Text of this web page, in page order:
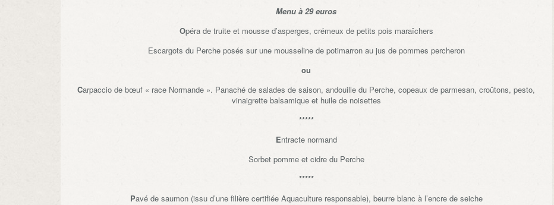
Menu à 29 euros
Opéra de truite et mousse d’asperges, crémeux de petits pois maraîchers
Escargots du Perche posés sur une mousseline de potimarron au jus de pommes percheron
ou
Carpaccio de bœuf « race Normande ». Panaché de salades de saison, andouille du Perche, copeaux de parmesan, croûtons, pesto,
vinaigrette balsamique et huile de noisettes
*****
Entracte normand
Sorbet pomme et cidre du Perche
*****
Pavé de saumon (issu d’une filière certifiée Aquaculture responsable), beurre blanc à l’encre de seiche